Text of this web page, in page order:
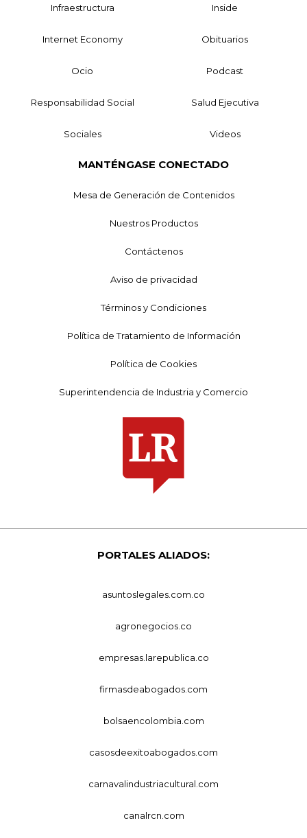
Infraestructura Inside
Internet Economy Obituarios
Ocio Podcast
Responsabilidad Social Salud Ejecutiva
Sociales Videos
MANTÉNGASE CONECTADO
Mesa de Generación de Contenidos
Nuestros Productos
Contáctenos
Aviso de privacidad
Términos y Condiciones
Política de Tratamiento de Información
Política de Cookies
Superintendencia de Industria y Comercio
PORTALES ALIADOS:
asuntoslegales.com.co
agronegocios.co
empresas.larepublica.co
firmasdeabogados.com
bolsaencolombia.com
casosdeexitoabogados.com
carnavalindustriacultural.com
canalrcn.com